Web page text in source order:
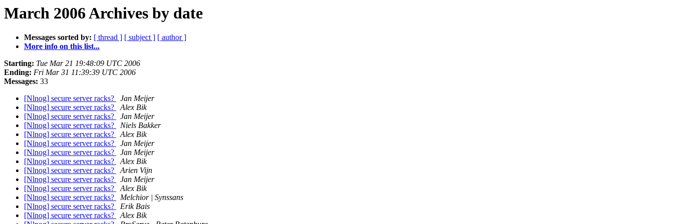
March 2006 Archives by date
Messages sorted by: [ thread ] [ subject ] [ author ]
More info on this list...
Starting: Tue Mar 21 19:48:09 UTC 2006
Ending: Fri Mar 31 11:39:39 UTC 2006
Messages: 33
[Nlnog] secure server racks?
Jan Meijer
[Nlnog] secure server racks?
Alex Bik
[Nlnog] secure server racks?
Jan Meijer
[Nlnog] secure server racks?
Niels Bakker
[Nlnog] secure server racks?
Alex Bik
[Nlnog] secure server racks?
Jan Meijer
[Nlnog] secure server racks?
Jan Meijer
[Nlnog] secure server racks?
Alex Bik
[Nlnog] secure server racks?
Arien Vijn
[Nlnog] secure server racks?
Jan Meijer
[Nlnog] secure server racks?
Alex Bik
[Nlnog] secure server racks?
Melchior | Synssans
[Nlnog] secure server racks?
Erik Bais
[Nlnog] secure server racks?
Alex Bik